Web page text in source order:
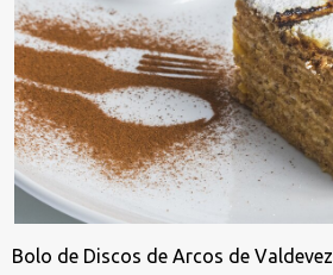
Bolo de Discos de Arcos de Valdevez